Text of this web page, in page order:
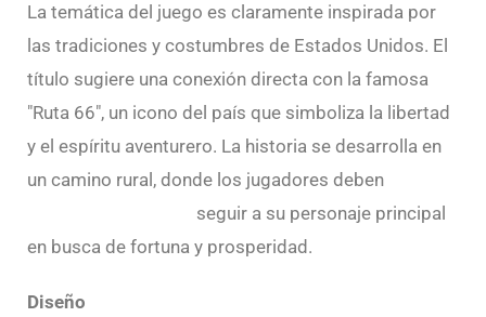
La temática del juego es claramente inspirada por
las tradiciones y costumbres de Estados Unidos. El
título sugiere una conexión directa con la famosa
"Ruta 66", un icono del país que simboliza la libertad
y el espíritu aventurero. La historia se desarrolla en
un camino rural, donde los jugadores deben
seguir a su personaje principal
en busca de fortuna y prosperidad.
Diseño